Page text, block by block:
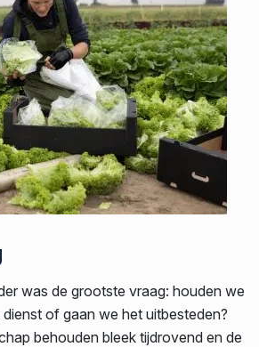
was de grootste vraag: houden we
of gaan we het uitbesteden?
behouden bleek tijdrovend en de